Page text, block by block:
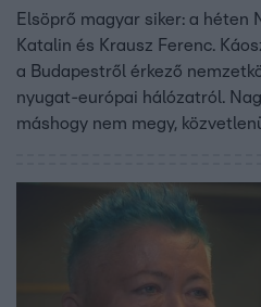
Elsöprő magyar siker: a héten
Katalin és Krausz Ferenc.
a Budapestről érkező
nyugat-európai hálózatról.
máshogy nem megy,
László Tóth Gabiról és a